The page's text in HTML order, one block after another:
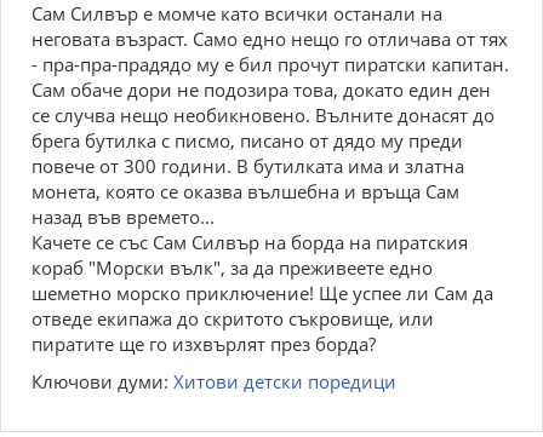
Сам Силвър е момче като всички останали на
неговата възраст. Само едно нещо го отличава от тях
- пра-пра-прадядо му е бил прочут пиратски капитан.
Сам обаче дори не подозира това, докато един ден
се случва нещо необикновено. Вълните донасят до
брега бутилка с писмо, писано от дядо му преди
повече от 300 години. В бутилката има и златна
монета, която се оказва вълшебна и връща Сам
назад във времето...
Качете се със Сам Силвър на борда на пиратския
кораб "Морски вълк", за да преживеете едно
шеметно морско приключение! Ще успее ли Сам да
отведе екипажа до скритото съкровище, или
пиратите ще го изхвърлят през борда?
Ключови думи: Хитови детски поредици